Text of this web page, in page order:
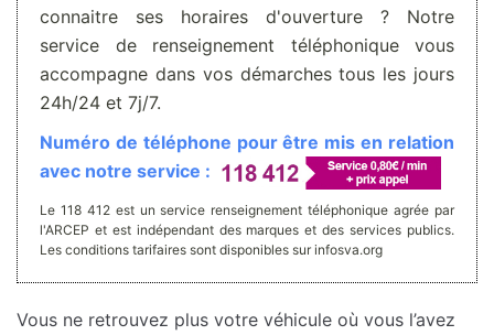
connaitre ses horaires d'ouverture ? Notre
service de renseignement téléphonique vous
accompagne dans vos démarches tous les jours
24h/24 et 7j/7.
Numéro de téléphone pour être mis en relation
avec notre service :
Le 118 412 est un service renseignement téléphonique agrée par
l'ARCEP et est indépendant des marques et des services publics.
Les conditions tarifaires sont disponibles sur infosva.org
Vous ne retrouvez plus votre véhicule où vous l’avez